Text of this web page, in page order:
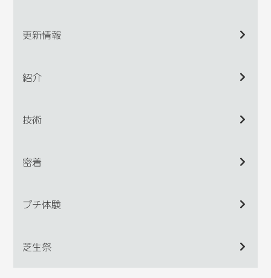
更新情報
紹介
技術
密着
プチ体験
芝生祭